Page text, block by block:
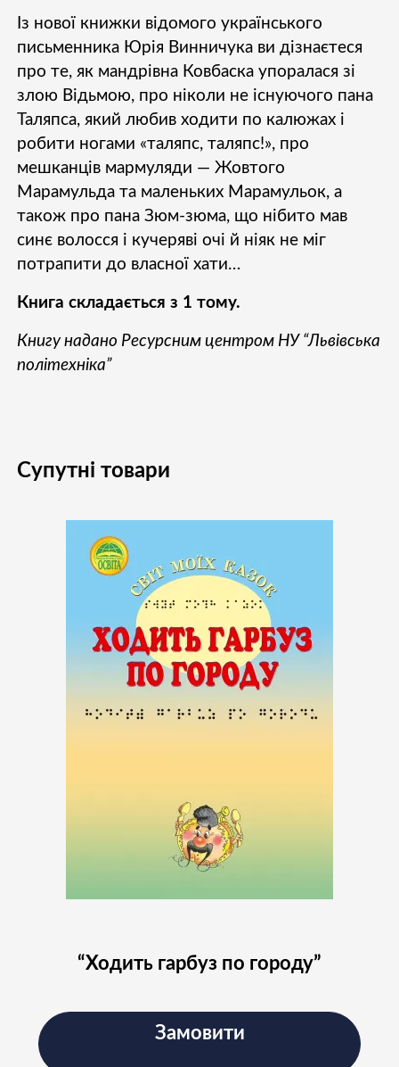
Із нової книжки відомого українського
письменника Юрія Винничука ви дізнаєтеся
про те, як мандрівна Ковбаска упоралася зі
злою Відьмою, про ніколи не існуючого пана
Таляпса, який любив ходити по калюжах і
робити ногами «таляпс, таляпс!», про
мешканців мармуляди — Жовтого
Марамульда та маленьких Марамульок, а
також про пана Зюм-зюма, що нібито мав
синє волосся і кучеряві очі й ніяк не міг
потрапити до власної хати…
Книга складається з 1 тому.
Книгу надано Ресурсним центром НУ “Львівська
політехніка”
Супутні товари
“Ходить гарбуз по городу”
Замовити